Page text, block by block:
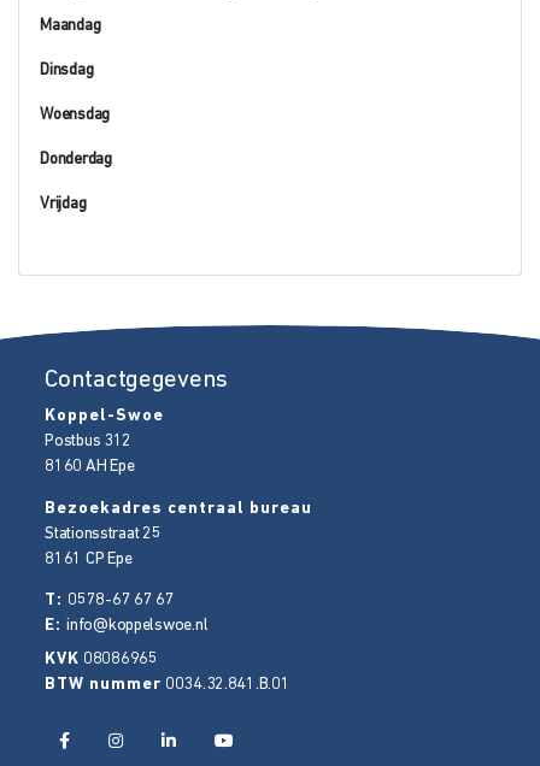
Maandag
Dinsdag
Woensdag
Donderdag
Vrijdag
Contactgegevens
Koppel-Swoe
Postbus 312
8160 AH Epe
Bezoekadres centraal bureau
Stationsstraat 25
8161 CP Epe
T: 0578-67 67 67
E:info@koppelswoe.nl
KVK 08086965
BTW nummer 0034.32.841.B.01